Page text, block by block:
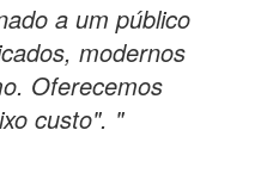
a um público
modernos
Oferecemos
custo". "